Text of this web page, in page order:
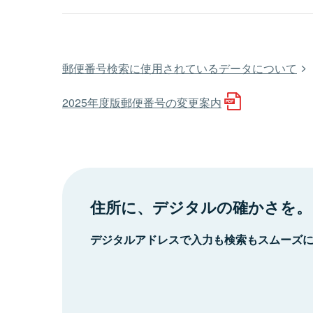
郵便番号検索に使用されているデータについて
2025年度版郵便番号の変更案内
住所に、デジタルの確かさを。
デジタルアドレスで入力も検索もスムーズ